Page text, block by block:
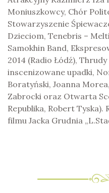
Moniuszkowcy, Chór
Stowarzyszenie
Dzieciom, Tenebris –
Samokhin Band,
2014 (Radio Łódź),
inscenizowane upadki,
Boratyński, Joanna
Zabrocki oraz Otwarta
Republika, Robert Tyska).
filmu Jacka Grudnia